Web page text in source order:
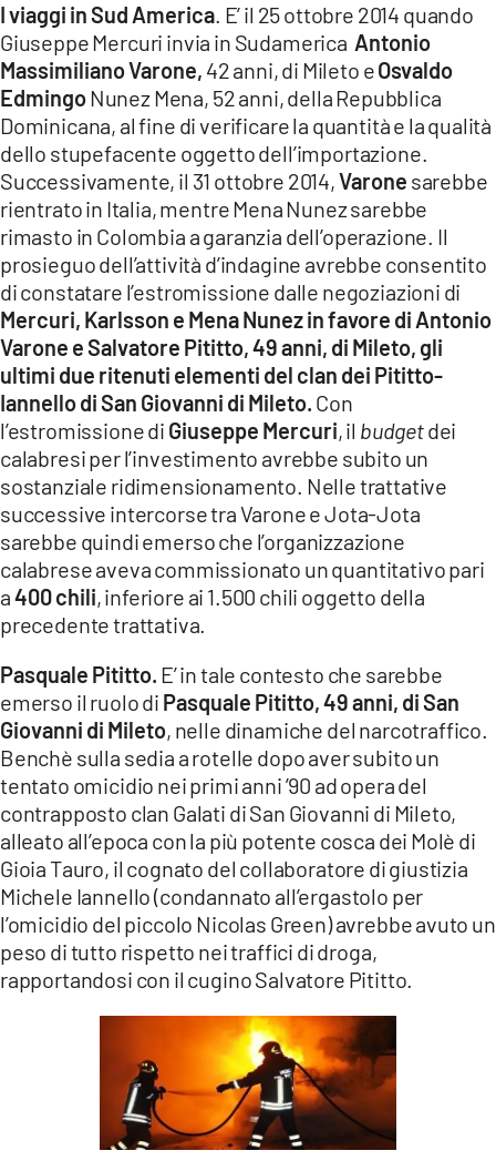
I viaggi in Sud America. E’ il 25 ottobre 2014 quando
Giuseppe Mercuri invia in Sudamerica Antonio
Massimiliano Varone, 42 anni, di Mileto eOsvaldo
EdmingoNunez Mena, 52 anni, della Repubblica
Dominicana, al fine di verificare la quantità e la qualità
dello stupefacente oggetto dell’importazione.
Successivamente, il 31 ottobre 2014,Varone sarebbe
rientrato in Italia, mentre Mena Nunez sarebbe
rimasto in Colombia a garanzia dell’operazione. Il
prosieguo dell’attività d’indagine avrebbe consentito
di constatare l’estromissione dalle negoziazioni di
Mercuri, Karlsson e Mena Nunezin favore di Antonio
Varone e Salvatore Pititto, 49 anni, di Mileto, gli
ultimi due ritenuti elementi del clan dei Pititto-
Iannello di San Giovanni di Mileto. Con
l’estromissione di Giuseppe Mercuri, il budgetdei
calabresi per l’investimento avrebbe subito un
sostanziale ridimensionamento. Nelle trattative
successive intercorse tra Varone e Jota-Jota
sarebbe quindi emerso che l’organizzazione
calabrese aveva commissionato un quantitativo pari
a400 chili, inferiore ai 1.500 chili oggetto della
precedente trattativa.
Pasquale Pititto. E’ in tale contesto che sarebbe
emerso il ruolo di Pasquale Pititto, 49 anni, di San
Giovanni di Mileto, nelle dinamiche del narcotraffico.
Benchè sulla sedia a rotelle dopo aver subito un
tentato omicidio nei primi anni ’90 ad opera del
contrapposto clan Galati di San Giovanni di Mileto,
alleato all’epoca con la più potente cosca dei Molè di
Gioia Tauro, il cognato del collaboratore di giustizia
Michele Iannello (condannato all’ergastolo per
l’omicidio del piccolo Nicolas Green) avrebbe avuto un
peso di tutto rispetto nei traffici di droga,
rapportandosi con il cugino Salvatore Pititto.